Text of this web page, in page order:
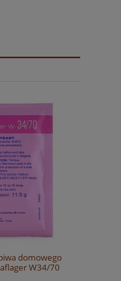
domowego
W34/70